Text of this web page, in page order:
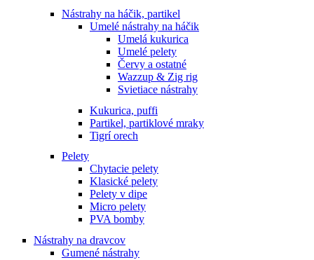
Nástrahy na háčik, partikel
Umelé nástrahy na háčik
Umelá kukurica
Umelé pelety
Červy a ostatné
Wazzup & Zig rig
Svietiace nástrahy
Kukurica, puffi
Partikel, partiklové mraky
Tigrí orech
Pelety
Chytacie pelety
Klasické pelety
Pelety v dipe
Micro pelety
PVA bomby
Nástrahy na dravcov
Gumené nástrahy